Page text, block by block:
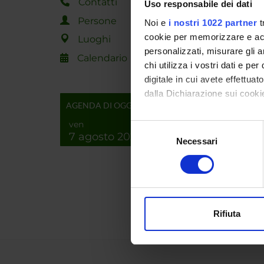
Uso responsabile dei dati
Noi e i nostri 1022 partner
cookie per memorizzare e
personalizzati, misurare gli
chi utilizza i vostri dati e per
digitale in cui avete
dalla Dichiarazione sui
Con il tuo consenso,
raccogliere
digitali).
modificare o ritirare il tuo
Necessari
Rifiuta
Persone
Luoghi
Calendario
AGENDA DI OGGI
ven
7 agosto 2026
Alberto